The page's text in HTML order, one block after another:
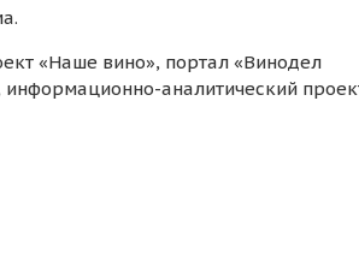
«Наше вино», портал «Винодел
аналитический